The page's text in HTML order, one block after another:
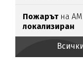
Пожарътна АМ
локализиран